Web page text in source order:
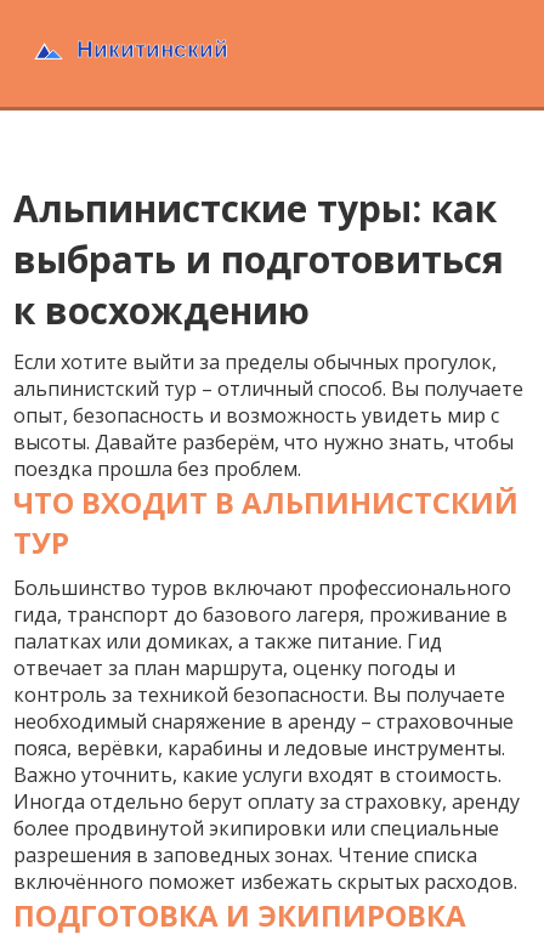
Альпинистские туры: как
выбрать и подготовиться
к восхождению
Если хотите выйти за пределы обычных прогулок,
альпинистский тур – отличный способ. Вы получаете
опыт, безопасность и возможность увидеть мир с
высоты. Давайте разберём, что нужно знать, чтобы
поездка прошла без проблем.
ЧТО ВХОДИТ В АЛЬПИНИСТСКИЙ
ТУР
Большинство туров включают профессионального
гида, транспорт до базового лагеря, проживание в
палатках или домиках, а также питание. Гид
отвечает за план маршрута, оценку погоды и
контроль за техникой безопасности. Вы получаете
необходимый снаряжение в аренду – страховочные
пояса, верёвки, карабины и ледовые инструменты.
Важно уточнить, какие услуги входят в стоимость.
Иногда отдельно берут оплату за страховку, аренду
более продвинутой экипировки или специальные
разрешения в заповедных зонах. Чтение списка
включённого поможет избежать скрытых расходов.
ПОДГОТОВКА И ЭКИПИРОВКА